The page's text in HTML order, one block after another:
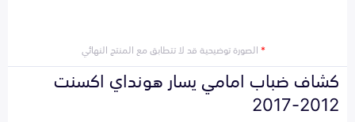
*الصورة توضيحية قد لا تتطابق مع المنتج النهائي
كشاف ضباب امامي يسار هونداي اكسنت
2012-2017